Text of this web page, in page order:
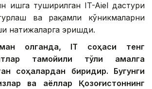
ишга туширилган IT-Aiel дастури
ва рақамли кўникмаларни
натижаларга эришди.
олганда, IТ соҳаси тенг
тамойили тўлиқ амалга
соҳалардан биридир. Бугунги
ва аёллар Қозоғистоннинг